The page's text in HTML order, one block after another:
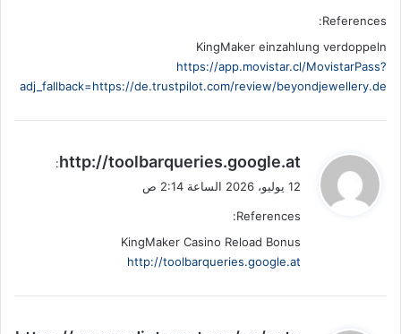
References:
KingMaker einzahlung verdoppeln
https://app.movistar.cl/MovistarPass?
adj_fallback=https://de.trustpilot.com/review/beyondjewellery.de
ي
ق
ل
http://toolbarqueries.google.at
:
12 يوليو، 2026 الساعة 2:14 ص
References:
KingMaker Casino Reload Bonus
http://toolbarqueries.google.at